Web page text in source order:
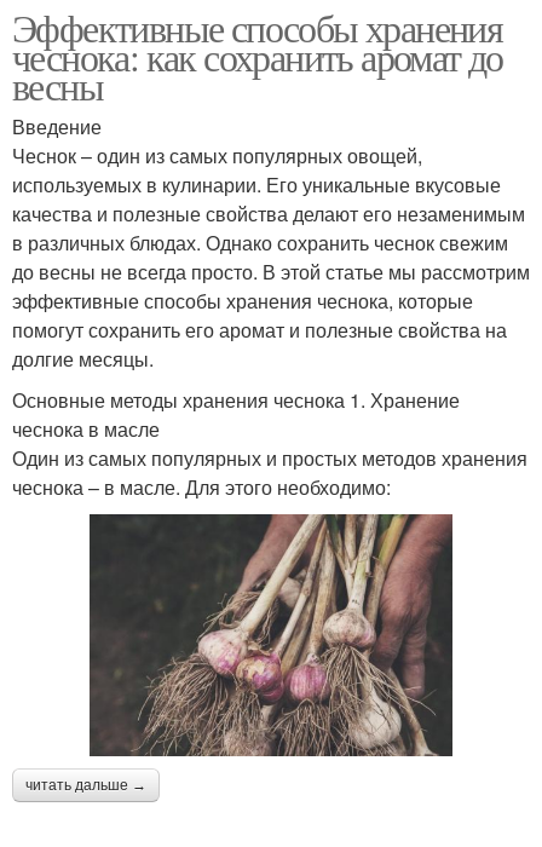
Эффективные способы хранения
чеснока: как сохранить аромат до
весны
Введение
Чеснок – один из самых популярных овощей,
используемых в кулинарии. Его уникальные вкусовые
качества и полезные свойства делают его незаменимым
в различных блюдах. Однако сохранить чеснок свежим
до весны не всегда просто. В этой статье мы рассмотрим
эффективные способы хранения чеснока, которые
помогут сохранить его аромат и полезные свойства на
долгие месяцы.
Основные методы хранения чеснока 1. Хранение
чеснока в масле
Один из самых популярных и простых методов хранения
чеснока – в масле. Для этого необходимо:
читать дальше →